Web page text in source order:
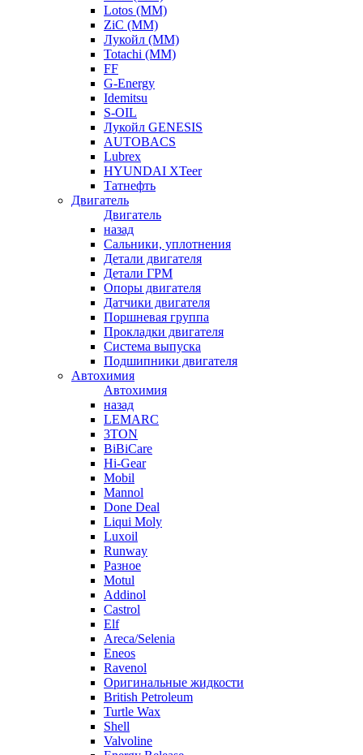
Lotos (ММ)
ZiC (ММ)
Лукойл (ММ)
Totachi (MM)
FF
G-Energy
Idemitsu
S-OIL
Лукойл GENESIS
AUTOBACS
Lubrex
HYUNDAI XTeer
Татнефть
Двигатель
Двигатель
назад
Сальники, уплотнения
Детали двигателя
Детали ГРМ
Опоры двигателя
Датчики двигателя
Поршневая группа
Прокладки двигателя
Система выпуска
Подшипники двигателя
Автохимия
Автохимия
назад
LEMARC
3TON
BiBiCare
Hi-Gear
Mobil
Mannol
Done Deal
Liqui Moly
Luxoil
Runway
Разное
Motul
Addinol
Castrol
Elf
Areca/Selenia
Eneos
Ravenol
Оригинальные жидкости
British Petroleum
Turtle Wax
Shell
Valvoline